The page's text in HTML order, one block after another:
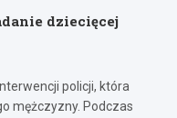
dziecięcej
policji, która
mężczyzny. Podczas